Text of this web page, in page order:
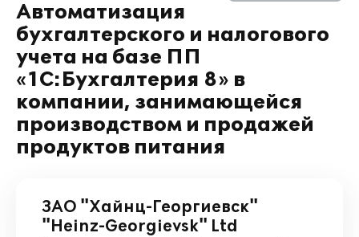
Автоматизация
бухгалтерского и налогового
учета на базе ПП
«1С:Бухгалтерия 8» в
компании, занимающейся
производством и продажей
продуктов питания
ЗАО "Хайнц-Георгиевск"
"Heinz-Georgievsk" Ltd